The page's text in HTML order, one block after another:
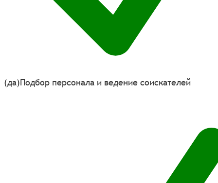
(да)Подбор персонала и ведение соискателей